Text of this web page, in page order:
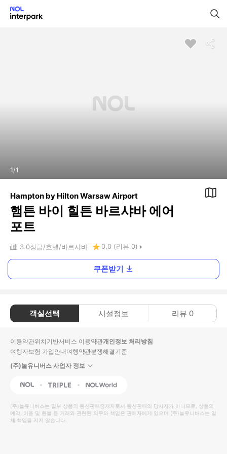
1/1
Hampton by Hilton Warsaw Airport
햄튼 바이 힐튼 바르샤바 에어
포트
3.0성급 호텔 바르샤바 0.0 (리뷰 0)
쿠폰받기
객실선택 시설정보 리뷰 0
이용약관위치기반서비스 이용약관개인정보 처리방침
여행자보험 가입안내여행약관분쟁해결기준
(주)놀유니버스 사업자 정보
NOL Triple Interpark Global
(주)놀유니버스는 일부 상품의 통신판매중개자로서 통신판매의 당사자가 아니므로, 상품의
예약, 이용 및 환불 등 거래와 관련된 의무와 책임은 판매자에게 있으며 (주)놀유니버스는 일
체 책임을 지지 않습니다.